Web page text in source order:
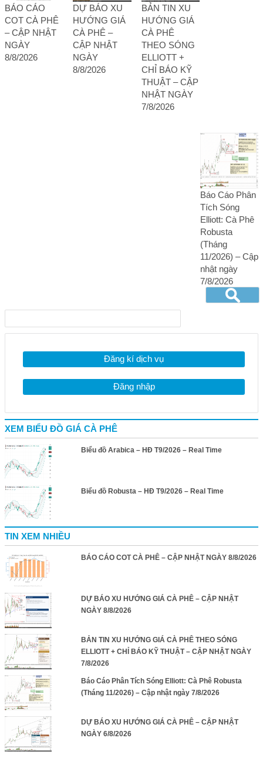
BÁO CÁO
COT CÀ PHÊ
– CẬP NHẬT
NGÀY
8/8/2026
DỰ BÁO XU
HƯỚNG GIÁ
CÀ PHÊ –
CẬP NHẬT
NGÀY
8/8/2026
BẢN TIN XU
HƯỚNG GIÁ
CÀ PHÊ
THEO SÓNG
ELLIOTT +
CHỈ BÁO KỸ
THUẬT – CẬP
NHẬT NGÀY
7/8/2026
Báo Cáo Phân
Tích Sóng
Elliott: Cà Phê
Robusta
(Tháng
11/2026) – Cập
nhật ngày
7/8/2026
Đăng kí dịch vụ
Đăng nhập
XEM BIỂU ĐỒ GIÁ CÀ PHÊ
Biểu đồ Arabica – HĐ T9/2026 – Real Time
Biểu đồ Robusta – HĐ T9/2026 – Real Time
TIN XEM NHIỀU
BÁO CÁO COT CÀ PHÊ – CẬP NHẬT NGÀY 8/8/2026
DỰ BÁO XU HƯỚNG GIÁ CÀ PHÊ – CẬP NHẬT
NGÀY 8/8/2026
BẢN TIN XU HƯỚNG GIÁ CÀ PHÊ THEO SÓNG
ELLIOTT + CHỈ BÁO KỸ THUẬT – CẬP NHẬT NGÀY
7/8/2026
Báo Cáo Phân Tích Sóng Elliott: Cà Phê Robusta
(Tháng 11/2026) – Cập nhật ngày 7/8/2026
DỰ BÁO XU HƯỚNG GIÁ CÀ PHÊ – CẬP NHẬT
NGÀY 6/8/2026